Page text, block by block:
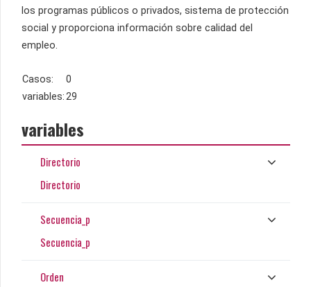
los programas públicos o privados, sistema de protección
social y proporciona información sobre calidad del
empleo.
Casos:
0
variables:29
variables
Directorio
Directorio
Secuencia_p
Secuencia_p
Orden